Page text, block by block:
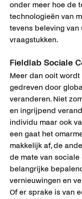
onder meer hoe de
technologieën van
tevens beleving
vraagstukken.
Fieldlab Sociale
Meer dan ooit
gedreven door
veranderen. Niet
en ingrijpend
individu maar ook
een gaat het
makkelijk af, de
de mate van sociale
belangrijke
vernieuwingen en
Of er sprake is van